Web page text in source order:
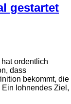
gestartet
ordentlich
dass
bekommt, die
lohnendes Ziel,